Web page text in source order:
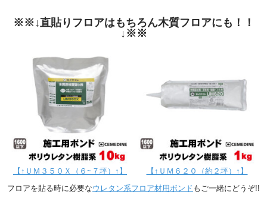
※※↓直貼りフロアはもちろん木質フロアにも！！
↓※※
【↑ＵＭ３５０Ｘ（６~７坪）↑】
【↑ＵＭ６２０（約２坪）↑】
フロアを貼る時に必要なウレタン系フロア材用ボンド もご一緒にどうぞ!!